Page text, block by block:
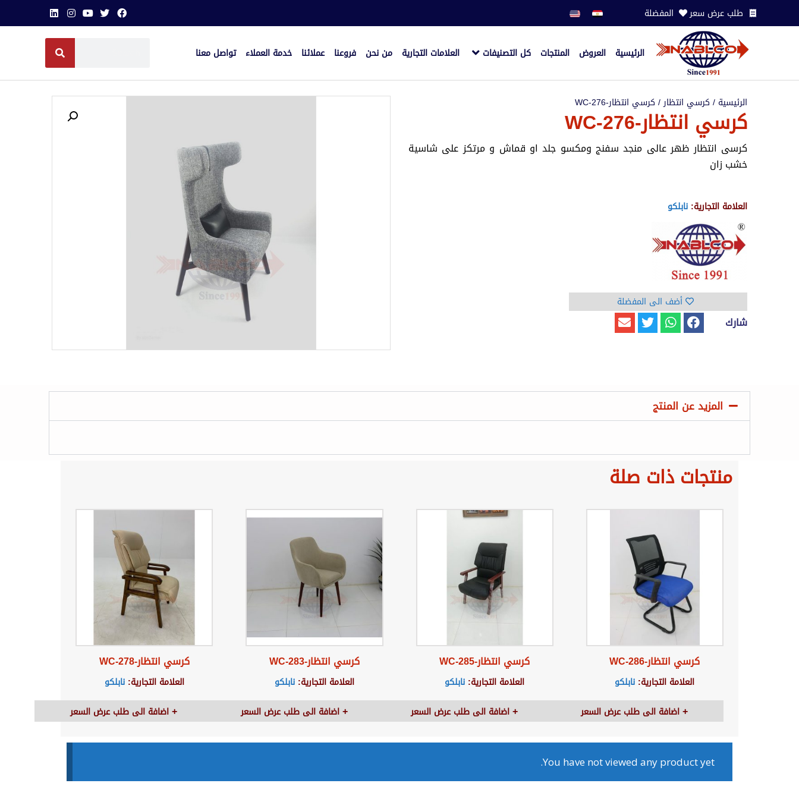
طلب عرض سعر المفضلة
الرئيسية العروض المنتجات كل التصنيفات العلامات التجارية من نحن فروعنا عملائنا خدمة العملاء تواصل معنا
الرئيسية / كرسي انتظار/ كرسي انتظار-WC-276
كرسي انتظار-WC-276
كرسى انتظار ظهر عالى منجد سفنج ومكسو جلد او قماش و مرتكز على شاسية
خشب زان
العلامة التجارية: نابلكو
أضف الى المفضلة
شارك
المزيد عن المنتج
منتجات ذات صلة
كرسي انتظار-WC-286
العلامة التجارية: نابلكو
اضافة الى طلب عرض السعر
كرسي انتظار-WC-285
العلامة التجارية: نابلكو
اضافة الى طلب عرض السعر
كرسي انتظار-WC-283
العلامة التجارية:نابلكو
اضافة الى طلب عرض السعر
كرسي انتظار-WC-278
العلامة التجارية:نابلكو
اضافة الى طلب عرض السعر
You have not viewed any product yet.